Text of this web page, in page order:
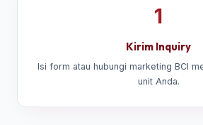
1
Kirim Inquiry
Isi form atau hubungi marketing BCI
unit Anda.